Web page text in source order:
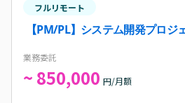
フルリモート
【PM/PL】システム開発プロジ
業務委託
~ 850,000 円/月額